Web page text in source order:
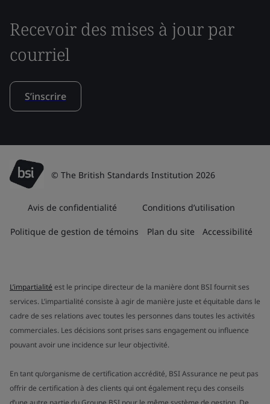
Recevoir des mises à jour par
courriel
S’inscrire
© The British Standards Institution 2026
Avis de confidentialité Conditions d’utilisation
Politique de gestion de témoins Plan du site Accessibilité
L’impartialité est le principe directeur de la manière dont BSI fournit ses
services. L’impartialité consiste à agir de manière juste et équitable dans le
cadre de ses relations avec toutes les personnes dans toutes les activités
commerciales. Les décisions sont prises sans engagement ou influence
pouvant avoir une incidence sur leur objectivité.
En tant qu’organisme de certification accrédité, BSI Assurance ne peut pas
offrir de certification à des clients qui ont également reçu des conseils